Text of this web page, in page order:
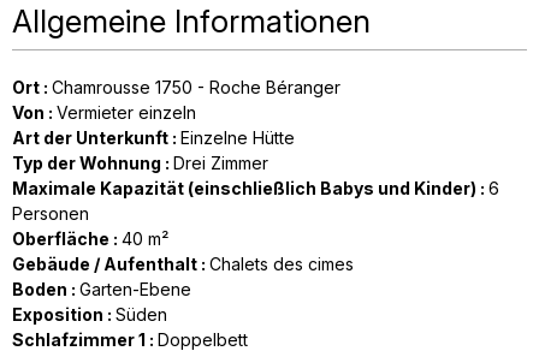
Allgemeine Informationen
Ort : Chamrousse 1750 - Roche Béranger
Von : Vermieter einzeln
Art der Unterkunft : Einzelne Hütte
Typ der Wohnung : Drei Zimmer
Maximale Kapazität (einschließlich Babys und Kinder) : 6
Personen
Oberfläche : 40 m²
Gebäude / Aufenthalt : Chalets des cimes
Boden : Garten-Ebene
Exposition : Süden
Schlafzimmer 1 : Doppelbett